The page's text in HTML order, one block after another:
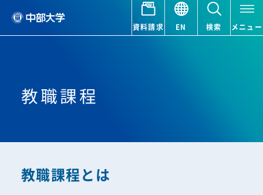
資料請求 EN 検索 メニュー
教職課程
教職課程とは